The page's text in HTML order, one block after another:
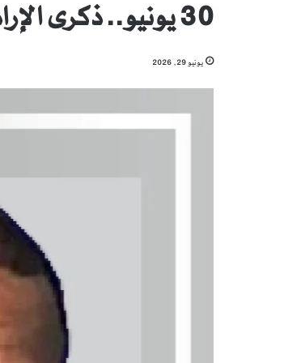
30 يونيو.. ذكرى الإرادة التي لن تموت
يونيو 29, 2026